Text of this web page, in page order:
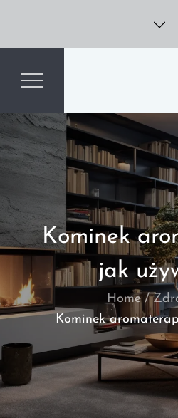
content
Kominek
jak
Home
Kominek